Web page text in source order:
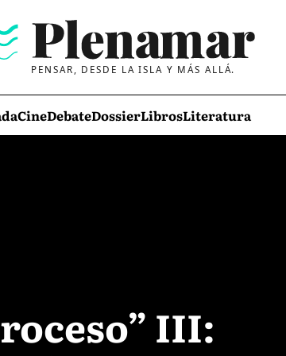
PENSAR, DESDE LA ISLA Y MÁS ALLÁ.
CineDebateDossierLibrosLiteratura
III: